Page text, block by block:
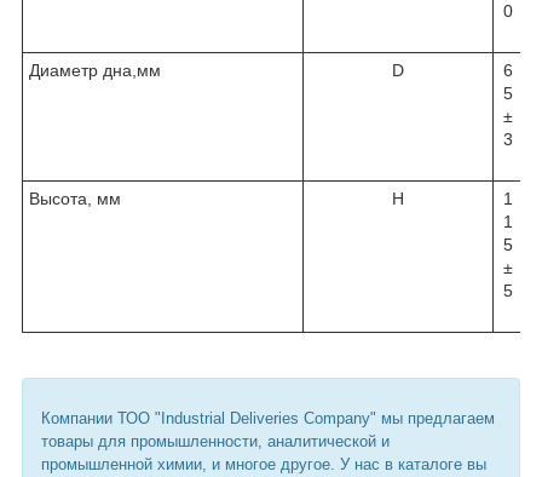
0
Диаметр дна,мм D
6
5
±
3
Высота, мм H
1
1
5
±
5
Компании ТОО "Industrial Deliveries Company" мы предлагаем
товары для промышленности, аналитической и
промышленной химии, и многое другое. У нас в каталоге вы